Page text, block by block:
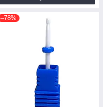
–78%